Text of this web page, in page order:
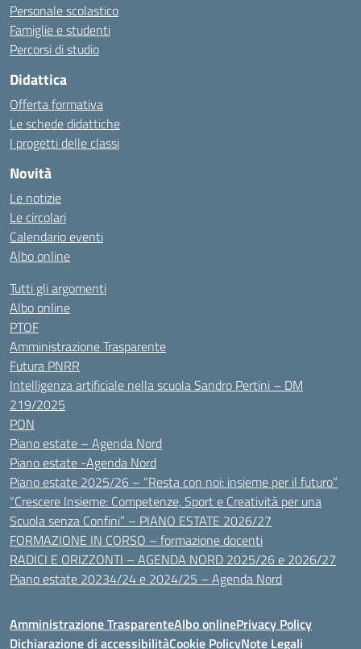
Personale scolastico
Famiglie e studenti
Percorsi di studio
Didattica
Offerta formativa
Le schede didattiche
I progetti delle classi
Novità
Le notizie
Le circolari
Calendario eventi
Albo online
Tutti gli argomenti
Albo online
PTOF
Amministrazione Trasparente
Futura PNRR
Intelligenza artificiale nella scuola Sandro Pertini – DM
219/2025
PON
Piano estate – Agenda Nord
Piano estate -Agenda Nord
Piano estate 2025/26 – “Resta con noi: insieme per il futuro”
“Crescere Insieme: Competenze, Sport e Creatività per una
Scuola senza Confini” – PIANO ESTATE 2026/27
FORMAZIONE IN CORSO – formazione docenti
RADICI E ORIZZONTI – AGENDA NORD 2025/26 e 2026/27
Piano estate 20234/24 e 2024/25 – Agenda Nord
Amministrazione TrasparenteAlbo onlinePrivacy Policy
Dichiarazione di accessibilitàCookie PolicyNote Legali